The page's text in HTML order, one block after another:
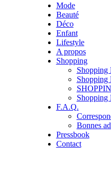
Mode
Beauté
Déco
Enfant
Lifestyle
A propos
Shopping
Shopping
Shopping
Shopping
F.A.Q.
Bonnes
Pressbook
Contact